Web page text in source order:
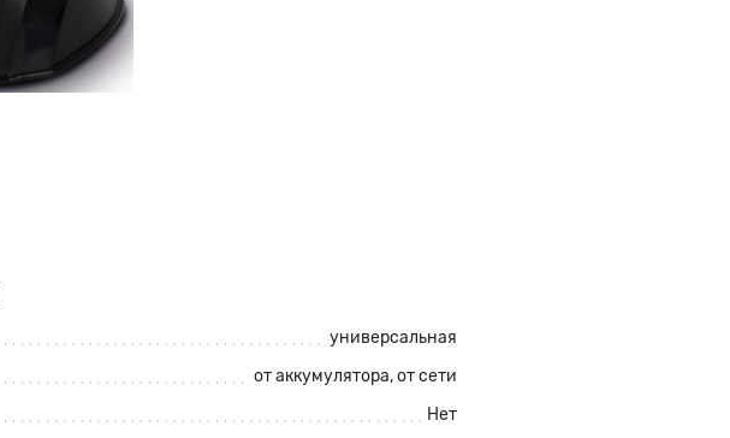
универсальная
от аккумулятора, от сети
Нет